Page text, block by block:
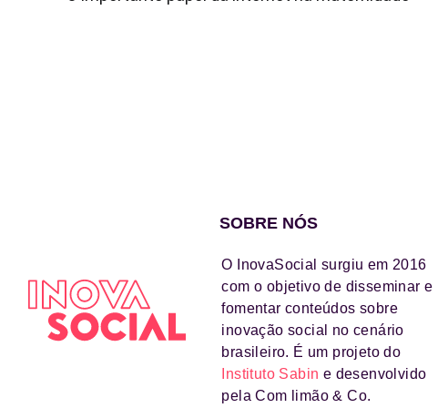
SOBRE NÓS
O InovaSocial surgiu em 2016
com o objetivo de disseminar e
fomentar conteúdos sobre
inovação social no cenário
brasileiro. É um projeto do
Instituto Sabin e desenvolvido
pela Com limão & Co.